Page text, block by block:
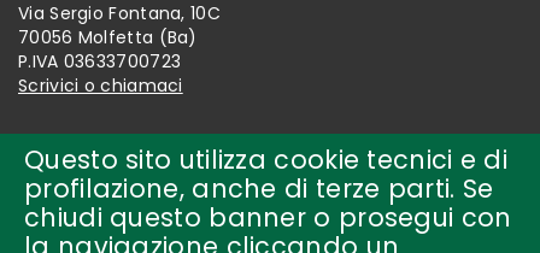
Questo sito utilizza cookie tecnici e di
profilazione, anche di terze parti. Se
chiudi questo banner o prosegui con
Via Sergio Fontana, 10C
70056 Molfetta (Ba)
P.IVA 03633700723
Scrivici o chiamaci